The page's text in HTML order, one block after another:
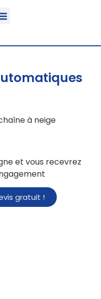
à neige
et vous recevrez
gratuit !